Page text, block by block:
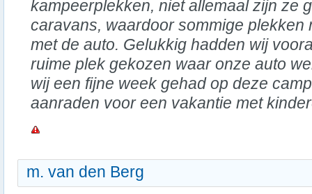
kampeerplekken, niet allemaal zijn ze
caravans, waardoor sommige plekken
met de auto. Gelukkig hadden wij
ruime plek gekozen waar onze auto
wij een fijne week gehad op deze
aanraden voor een vakantie met
m. van den Berg